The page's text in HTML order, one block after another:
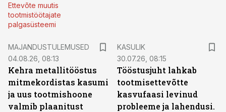
Ettevõte muutis
tootmistöötajate
palgasüsteemi
MAJANDUSTULEMUSED
04.08.26, 08:13
Kehra metallitööstus
mitmekordistas kasumi
ja uus tootmishoone
valmib plaanitust
KASULIK
30.07.26, 08:15
Tööstusjuht lahkab
tootmisettevõtte
kasvufaasi levinud
probleeme ja lahendusi.